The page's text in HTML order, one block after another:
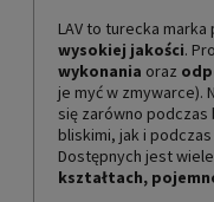
LAV to turecka marka
wysokiej jakości.
wykonania oraz
je myć w zmywarce).
się zarówno
bliskimi, jak i
Dostępnych jest
kształtach,